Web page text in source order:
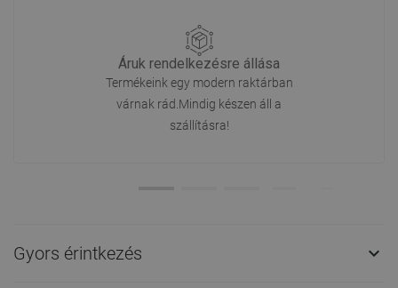
Áruk rendelkezésre állása
Termékeink egy modern raktárban
várnak rád.Mindig készen áll a
szállításra!
Gyors érintkezés 